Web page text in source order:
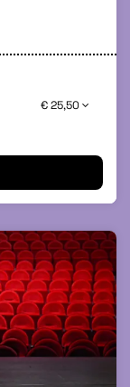
€ 25,50